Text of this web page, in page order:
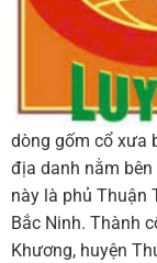
dòng gốm cổ xưa
địa danh nằm
này là phủ Thuận
Bắc Ninh. Thành
Khương, huyện